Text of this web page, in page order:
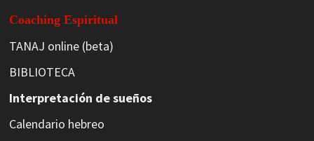
Coaching Espiritual
TANAJ online (beta)
BIBLIOTECA
Interpretación de sueños
Calendario hebreo